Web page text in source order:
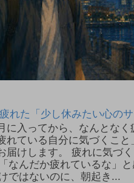
れた「少し休みたい心の
に入ってから、なんとなく
れている自分に気づくこ
届けします。 疲れに気
なんだか疲れているな」
ではないのに、朝起き...